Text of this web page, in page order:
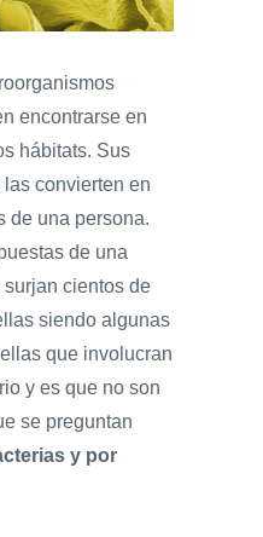
encontrarse en
hábitats. Sus
convierten en
de una persona.
de una
cientos de
siendo algunas
que involucran
y es que no son
se preguntan
y por